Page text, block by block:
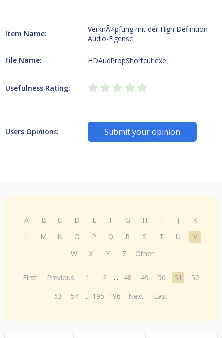
Item Name:
VerknÃ¼pfung mit der High Definition
Audio-Eigensc
File Name: HDAudPropShortcut.exe
Usefulness Rating:
Users Opinions: Submit your opinion
A B C D E F G H I J
K
L
M N O P Q R S T U
V
W
X Y Z Other
First Previous 1 2 ... 48 49 50 51
52
53
54 ... 195 196 Next Last